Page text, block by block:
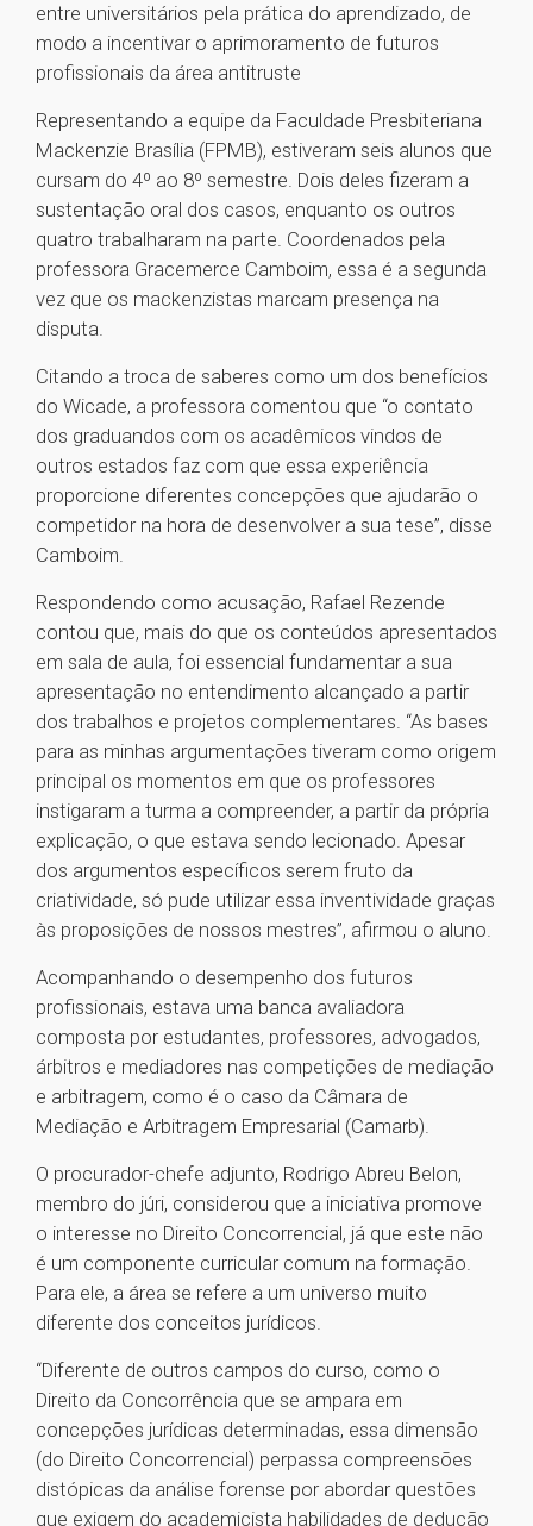
entre universitários pela prática do aprendizado, de
modo a incentivar o aprimoramento de futuros
profissionais da área antitruste
Representando a equipe da Faculdade Presbiteriana
Mackenzie Brasília (FPMB), estiveram seis alunos que
cursam do 4º ao 8º semestre. Dois deles fizeram a
sustentação oral dos casos, enquanto os outros
quatro trabalharam na parte. Coordenados pela
professora Gracemerce Camboim, essa é a segunda
vez que os mackenzistas marcam presença na
disputa.
Citando a troca de saberes como um dos benefícios
do Wicade, a professora comentou que “o contato
dos graduandos com os acadêmicos vindos de
outros estados faz com que essa experiência
proporcione diferentes concepções que ajudarão o
competidor na hora de desenvolver a sua tese”, disse
Camboim.
Respondendo como acusação, Rafael Rezende
contou que, mais do que os conteúdos apresentados
em sala de aula, foi essencial fundamentar a sua
apresentação no entendimento alcançado a partir
dos trabalhos e projetos complementares. “As bases
para as minhas argumentações tiveram como origem
principal os momentos em que os professores
instigaram a turma a compreender, a partir da própria
explicação, o que estava sendo lecionado. Apesar
dos argumentos específicos serem fruto da
criatividade, só pude utilizar essa inventividade graças
às proposições de nossos mestres”, afirmou o aluno.
Acompanhando o desempenho dos futuros
profissionais, estava uma banca avaliadora
composta por estudantes, professores, advogados,
árbitros e mediadores nas competições de mediação
e arbitragem, como é o caso da Câmara de
Mediação e Arbitragem Empresarial (Camarb).
O procurador-chefe adjunto, Rodrigo Abreu Belon,
membro do júri, considerou que a iniciativa promove
o interesse no Direito Concorrencial, já que este não
é um componente curricular comum na formação.
Para ele, a área se refere a um universo muito
diferente dos conceitos jurídicos.
“Diferente de outros campos do curso, como o
Direito da Concorrência que se ampara em
concepções jurídicas determinadas, essa dimensão
(do Direito Concorrencial) perpassa compreensões
distópicas da análise forense por abordar questões
que exigem do academicista habilidades de dedução